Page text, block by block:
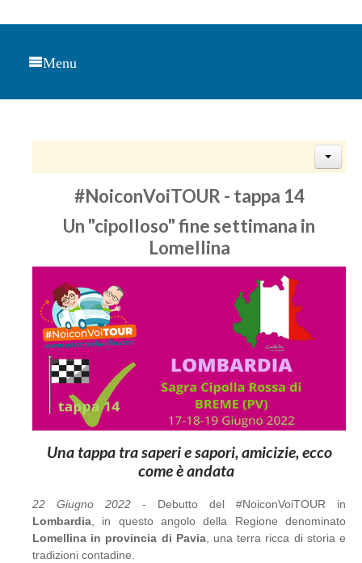
Menu
#NoiconVoiTOUR - tappa 14
Un "cipolloso" fine settimana in
Lomellina
Una tappa tra saperi e sapori, amicizie, ecco
come è andata
22 Giugno 2022 - Debutto del #NoiconVoiTOUR in
Lombardia , in questo angolo della Regione denominato
Lomellina in provincia di Pavia, una terra ricca di storia e
tradizioni contadine.